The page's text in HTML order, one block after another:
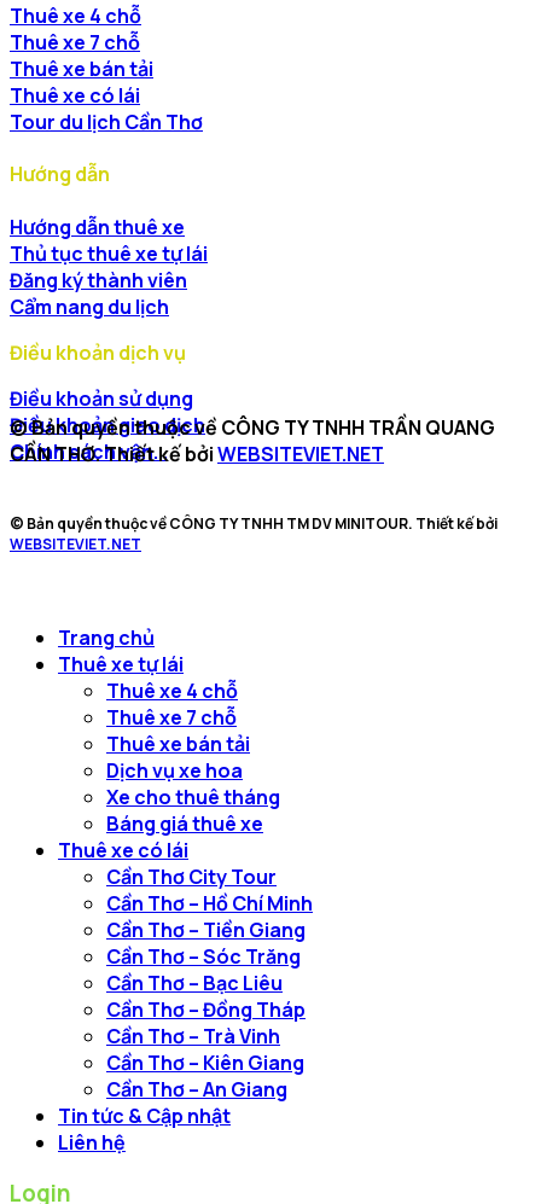
Thuê xe 4 chỗ
Thuê xe 7 chỗ
Thuê xe bán tải
Thuê xe có lái
Tour du lịch Cần Thơ
Hướng dẫn
Hướng dẫn thuê xe
Thủ tục thuê xe tự lái
Đăng ký thành viên
Cẩm nang du lịch
Điều khoản dịch vụ
Điều khoản sử dụng
Điều khoản giao dịch
Chính sách vận...
© Bản quyền thuộc về CÔNG TY TNHH TRẦN QUANG
CẦN THƠ. Thiết kế bởiWEBSITEVIET.NET
© Bản quyền thuộc về CÔNG TY TNHH TM DV MINITOUR. Thiết kế bởi
WEBSITEVIET.NET
Trang chủ
Thuê xe tự lái
Thuê xe 4 chỗ
Thuê xe 7 chỗ
Thuê xe bán tải
Dịch vụ xe hoa
Xe cho thuê tháng
Báng giá thuê xe
Thuê xe có lái
Cần Thơ City Tour
Cần Thơ – Hồ Chí Minh
Cần Thơ – Tiền Giang
Cần Thơ – Sóc Trăng
Cần Thơ – Bạc Liêu
Cần Thơ – Đồng Tháp
Cần Thơ – Trà Vinh
Cần Thơ – Kiên Giang
Cần Thơ – An Giang
Tin tức & Cập nhật
Liên hệ
Login